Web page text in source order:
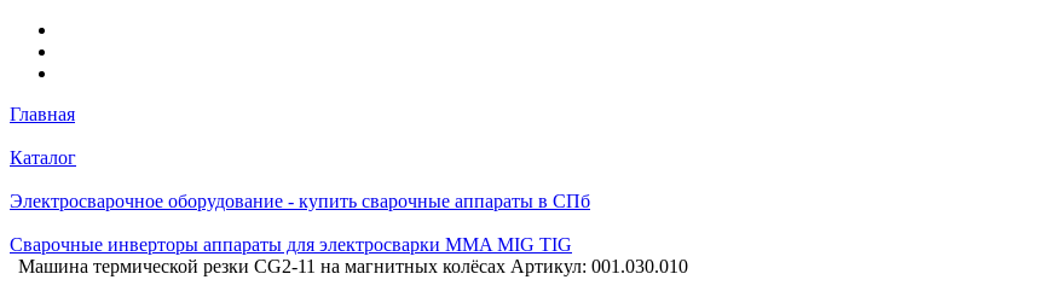
Главная
Каталог
Электросварочное оборудование - купить сварочные аппараты в СПб
Сварочные инверторы аппараты для электросварки MMA MIG TIG
Машина термической резки CG2-11 на магнитных колёсах Артикул: 001.030.010